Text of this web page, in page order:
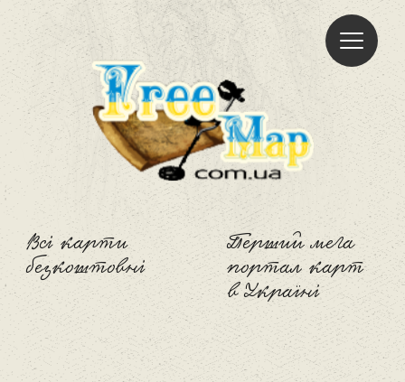
Всі карти
безкоштовні
Freemap
Перший мега
портал карт
в Україні